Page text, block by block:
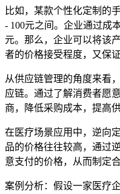
比如，某款个性化定制的
- 100元之间。企业通过成
元。那么，企业可以将该
者的价格接受程度，又保
从供应链管理的角度来看
应链。通过了解消费者愿
商，降低采购成本，提高
在医疗场景应用中，逆向
品的价格往往较高，通过
意支付的价格，从而制定
案例分析：假设一家医疗